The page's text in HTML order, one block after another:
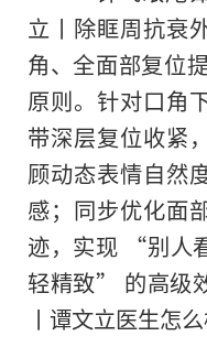
立丨除眶周抗衰
角、全面部复位
原则。针对口角
带深层复位收紧
顾动态表情自然
感；同步优化面
迹，实现 “别人
轻精致” 的高级
丨谭文立医生怎